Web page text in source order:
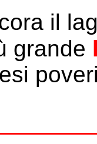
il
grande